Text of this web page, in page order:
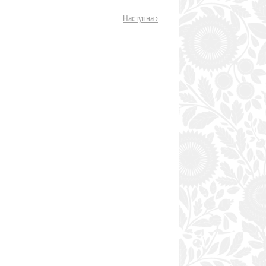
Наступна ›